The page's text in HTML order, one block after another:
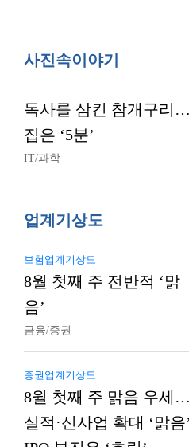
사진속이야기
독사를 삼킨 참개구리
집은 ‘5분’
IT/과학
업계기상도
보험업계기상도
8월 첫째 주 전반적 ‘맑
음’
금융/증권
증권업계기상도
8월 첫째 주 맑음 우세…
실적·신사업 확대 ‘맑음